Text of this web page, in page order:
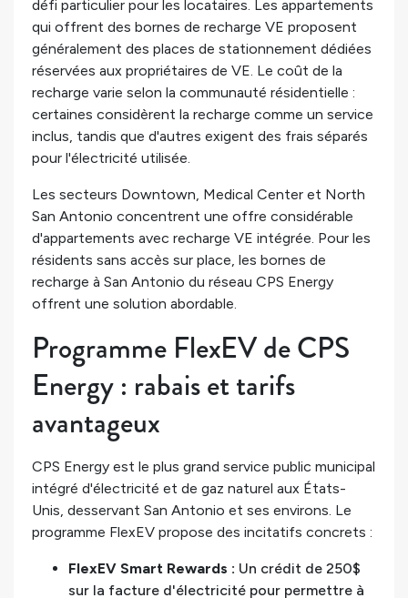
défi particulier pour les locataires. Les appartements
qui offrent des bornes de recharge VE proposent
généralement des places de stationnement dédiées
réservées aux propriétaires de VE. Le coût de la
recharge varie selon la communauté résidentielle :
certaines considèrent la recharge comme un service
inclus, tandis que d'autres exigent des frais séparés
pour l'électricité utilisée.
Les secteurs Downtown, Medical Center et North
San Antonio concentrent une offre considérable
d'appartements avec recharge VE intégrée. Pour les
résidents sans accès sur place, les bornes de
recharge à San Antonio du réseau CPS Energy
offrent une solution abordable.
Programme FlexEV de CPS
Energy : rabais et tarifs
avantageux
CPS Energy est le plus grand service public municipal
intégré d'électricité et de gaz naturel aux États-
Unis, desservant San Antonio et ses environs. Le
programme FlexEV propose des incitatifs concrets :
FlexEV Smart Rewards : Un crédit de 250$
sur la facture d'électricité pour permettre à